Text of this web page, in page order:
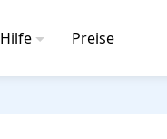
Hilfe Preise